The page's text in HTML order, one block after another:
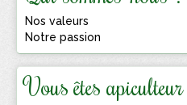
Nos valeurs
Notre passion
Vous êtes